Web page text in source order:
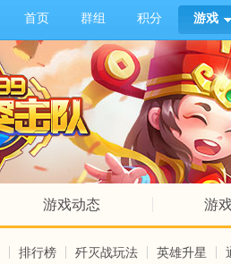
首页 群组 积分 游戏
游戏动态 游
排行榜 歼灭战玩法 英雄升星